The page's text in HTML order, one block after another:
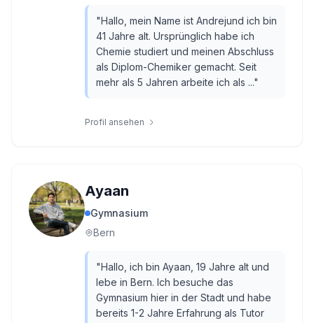
"Hallo, mein Name ist Andrejund ich bin
41 Jahre alt. Ursprünglich habe ich
Chemie studiert und meinen Abschluss
als Diplom-Chemiker gemacht. Seit
mehr als 5 Jahren arbeite ich als ..."
Profil ansehen
Ayaan
Gymnasium
Bern
"Hallo, ich bin Ayaan, 19 Jahre alt und
lebe in Bern. Ich besuche das
Gymnasium hier in der Stadt und habe
bereits 1-2 Jahre Erfahrung als Tutor